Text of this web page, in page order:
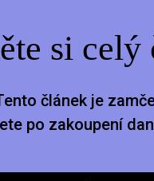
si celý
článek je
po zakoupení